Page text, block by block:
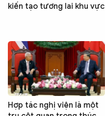
kiến tạo tương lai khu vực
Hợp tác nghị viện là một